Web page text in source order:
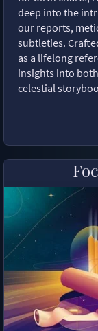
deep into the
our reports,
subtleties.
as a lifelong
insights into
celestial